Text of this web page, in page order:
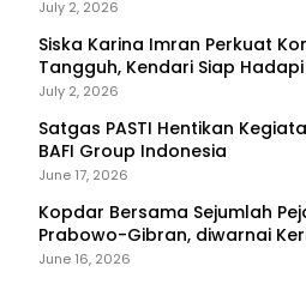
Fokus Diskusi
July 2, 2026
Siska Karina Imran Perkuat
Tangguh, Kendari Siap
dan Bencana
July 2, 2026
Satgas PASTI Hentikan
BAFI Group Indonesia
June 17, 2026
Kopdar Bersama Sejumlah
Prabowo-Gibran, diwarnai
June 16, 2026